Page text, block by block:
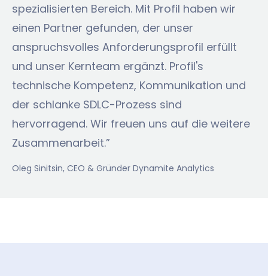
spezialisierten Bereich. Mit Profil haben wir
einen Partner gefunden, der unser
anspruchsvolles Anforderungsprofil erfüllt
und unser Kernteam ergänzt. Profil's
technische Kompetenz, Kommunikation und
der schlanke SDLC-Prozess sind
hervorragend. Wir freuen uns auf die weitere
Zusammenarbeit.”
Oleg Sinitsin, CEO & Gründer Dynamite Analytics